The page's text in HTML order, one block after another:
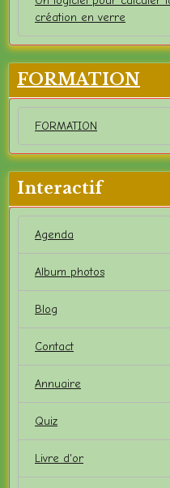
création en verre
FORMATION
FORMATION
Interactif
Agenda
Album photos
Blog
Contact
Annuaire
Quiz
Livre d'or